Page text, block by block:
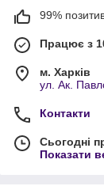
99%
Працює з
м. Харків
ул. Ак.
Контакти
Сьогодні
Показати